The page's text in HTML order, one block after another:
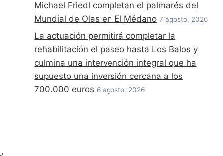
Michael Friedl completan el palmarés del
Mundial de Olas en El Médano 7 agosto, 2026
La actuación permitirá completar la
rehabilitación el paseo hasta Los Balos y
culmina una intervención integral que ha
supuesto una inversión cercana a los
700.000 euros 6 agosto, 2026